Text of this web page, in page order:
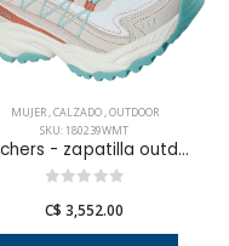
MUJER,CALZADO,OUTDOOR
SKU: 180239WMT
skechers - zapatilla outdoor vigor at para mujer
C$ 3,552.00